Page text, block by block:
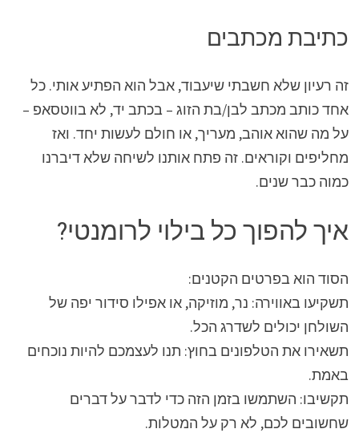
כתיבת מכתבים
זה רעיון שלא חשבתי שיעבוד, אבל הוא הפתיע אותי. כל
אחד כותב מכתב לבן/בת הזוג – בכתב יד, לא בווטסאפ –
על מה שהוא אוהב, מעריך, או חולם לעשות יחד. ואז
מחליפים וקוראים. זה פתח אותנו לשיחה שלא דיברנו
כמוה כבר שנים.
איך להפוך כל בילוי לרומנטי?
הסוד הוא בפרטים הקטנים:
תשקיעו באווירה: נר, מוזיקה, או אפילו סידור יפה של
השולחן יכולים לשדרג הכל.
תשאירו את הטלפונים בחוץ: תנו לעצמכם להיות נוכחים
באמת.
תקשיבו: השתמשו בזמן הזה כדי לדבר על דברים
שחשובים לכם, לא רק על המטלות.